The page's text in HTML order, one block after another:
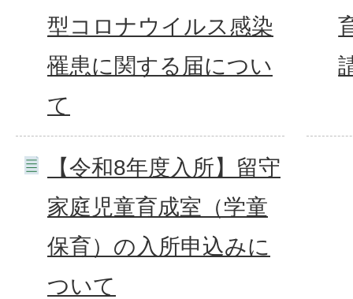
型コロナウイルス感染
罹患に関する届につい
て
【令和8年度入所】留守
家庭児童育成室（学童
保育）の入所申込みに
ついて